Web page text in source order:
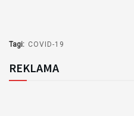
Tagi: COVID-19
REKLAMA